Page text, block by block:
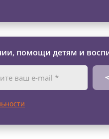
помощи детям и